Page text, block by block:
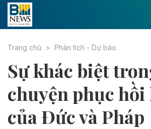
Trang chủ Phân tích - Dự báo
Sự khác biệt
chuyện phục
của Đức và Pháp